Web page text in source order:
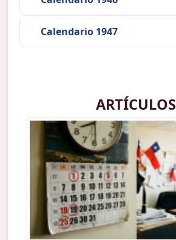
Calendario 1947
ARTÍCULOS